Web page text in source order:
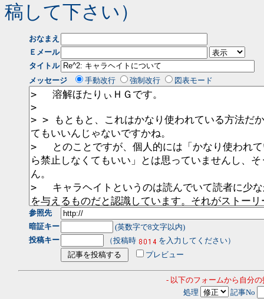
稿して下さい）
おなまえ
Ｅメール
タイトル
メッセージ
手動改行 強制改行 図表モード
参照先
暗証キー
(英数字で8文字以内)
投稿キー
（投稿時
を入力してください）
プレビュー
- 以下のフォームから自分
処理
記事No